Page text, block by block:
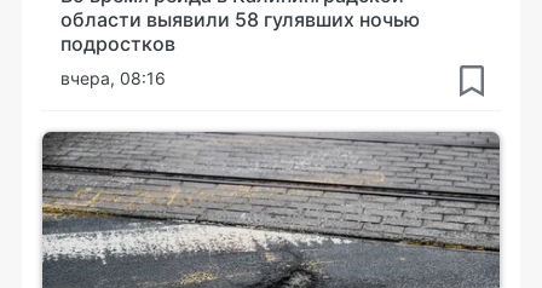
области выявили 58 гулявших ночью
подростков
вчера, 08:16